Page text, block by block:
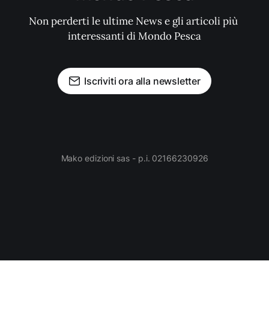
Non perderti le ultime News e gli articoli più
interessanti di Mondo Pesca
Iscriviti ora alla newsletter
Mako edizioni sas - p.i. 02166230926